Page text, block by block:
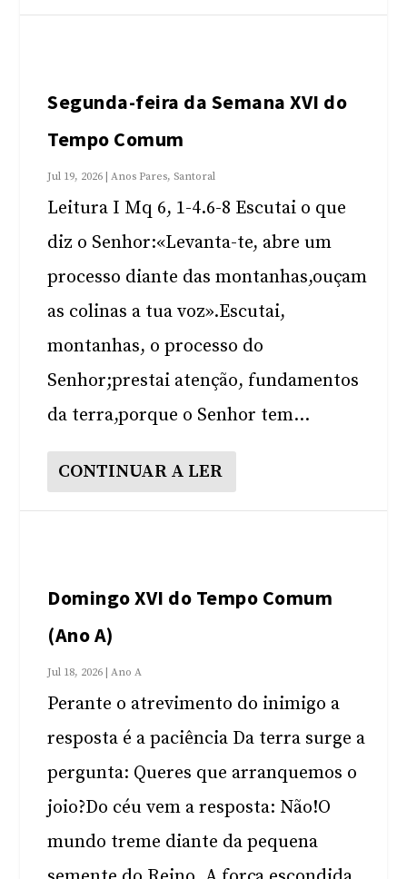
Segunda-feira da Semana XVI do
Tempo Comum
Jul 19, 2026 |Anos Pares, Santoral
Leitura I Mq 6, 1-4.6-8 Escutai o que
diz o Senhor:«Levanta-te, abre um
processo diante das montanhas,ouçam
as colinas a tua voz».Escutai,
montanhas, o processo do
Senhor;prestai atenção, fundamentos
da terra,porque o Senhor tem...
CONTINUAR A LER
Domingo XVI do Tempo Comum
(Ano A)
Jul 18, 2026 |Ano A
Perante o atrevimento do inimigo a
resposta é a paciência Da terra surge a
pergunta: Queres que arranquemos o
joio?Do céu vem a resposta: Não!O
mundo treme diante da pequena